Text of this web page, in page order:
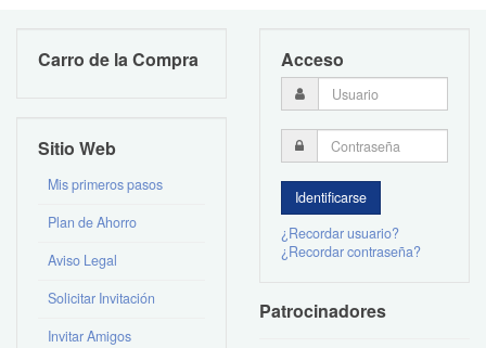
Carro de la Compra
Sitio Web
Mis primeros pasos
Plan de Ahorro
Aviso Legal
Solicitar Invitación
Invitar Amigos
Acceso
¿Recordar usuario?
¿Recordar contraseña?
Patrocinadores